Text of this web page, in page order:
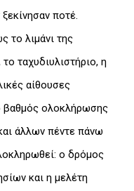
ποτέ.
το λιμάνι της
ταχυδιυλιστήριο, η
αίθουσες
βαθμός ολοκλήρωσης
άλλων πέντε πάνω
ο δρόμος
και η μελέτη